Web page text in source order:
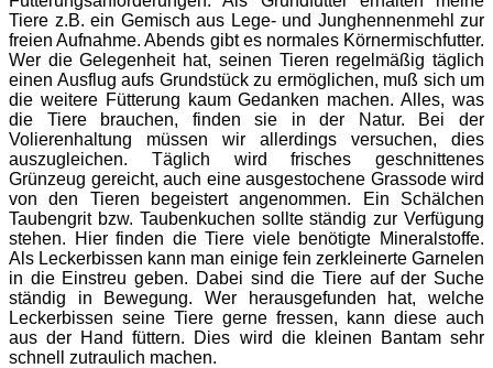
Tiere z.B. ein Gemisch aus Lege- und Junghennenmehl zur
freien Aufnahme. Abends gibt es normales Körnermischfutter.
Wer die Gelegenheit hat, seinen Tieren regelmäßig täglich
einen Ausflug aufs Grundstück zu ermöglichen, muß sich um
die weitere Fütterung kaum Gedanken machen. Alles, was
die Tiere brauchen, finden sie in der Natur. Bei der
Volierenhaltung müssen wir allerdings versuchen, dies
auszugleichen. Täglich wird frisches geschnittenes
Grünzeug gereicht, auch eine ausgestochene Grassode wird
von den Tieren begeistert angenommen. Ein Schälchen
Taubengrit bzw. Taubenkuchen sollte ständig zur Verfügung
stehen. Hier finden die Tiere viele benötigte Mineralstoffe.
Als Leckerbissen kann man einige fein zerkleinerte Garnelen
in die Einstreu geben. Dabei sind die Tiere auf der Suche
ständig in Bewegung. Wer herausgefunden hat, welche
Leckerbissen seine Tiere gerne fressen, kann diese auch
aus der Hand füttern. Dies wird die kleinen Bantam sehr
schnell zutraulich machen.